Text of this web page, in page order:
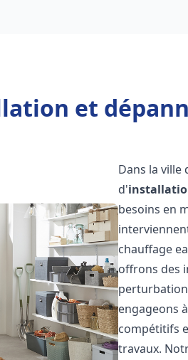
et
Dans la ville
d'
besoins en
chauffage
offrons des
engageons
compétitifs
travaux.